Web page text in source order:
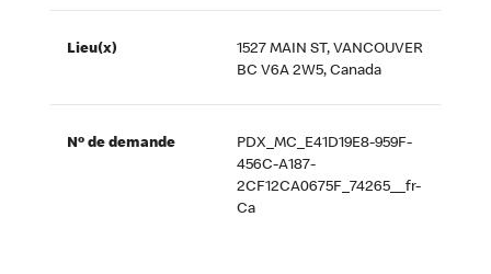
Lieu(x)
1527 MAIN ST, VANCOUVER
BC V6A 2W5, Canada
Nº de demande
PDX_MC_E41D19E8-959F-
456C-A187-
2CF12CA0675F_74265__fr-
Ca